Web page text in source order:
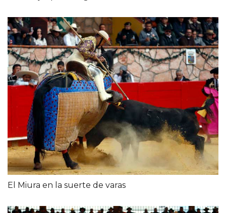
El Miura en la suerte de varas